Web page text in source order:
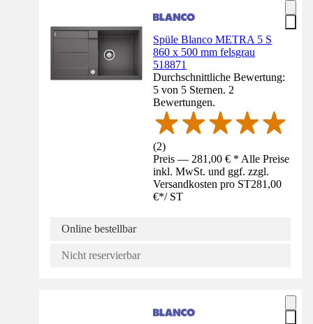
Spüle Blanco METRA 5 S
860 x 500 mm felsgrau
518871
Durchschnittliche Bewertung:
5 von 5 Sternen. 2
Bewertungen.
(2)
Preis — 281,00 € * Alle Preise
inkl. MwSt. und ggf. zzgl.
Versandkosten pro ST281,00
€*/ ST
Online bestellbar
Nicht reservierbar